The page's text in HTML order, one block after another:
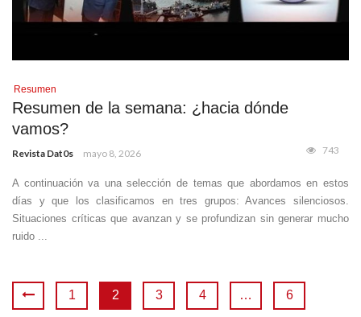
Resumen
Resumen de la semana: ¿hacia dónde
vamos?
Revista Dat0s mayo 8, 2026 743
A continuación va una selección de temas que abordamos en estos
días y que los clasificamos en tres grupos: Avances silenciosos.
Situaciones críticas que avanzan y se profundizan sin generar mucho
ruido ...
1 2 3 4 … 6